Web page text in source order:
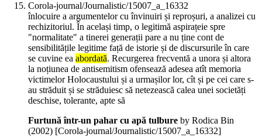
Corola-journal/Journalistic/15007_a_16332
înlocuire a argumentelor cu învinuiri și reproșuri, a analizei cu
rechizitoriul. În același timp, o legitimă aspirațeie spre
"normalitate" a tinerei generații pare a nu ține cont de
sensibilitățile legitime față de istorie și de discursurile în care
se cuvine ea abordată. Recurgerea frecventă a unora și altora
la noțiunea de antisemitism ofensează adesea atît memoria
victimelor Holocaustului și a urmașilor lor, cît și pe cei care s-
au străduit și se străduiesc să netezească calea unei societăți
deschise, tolerante, apte să
Furtună într-un pahar cu apă tulbure by Rodica Bin
(2002) [Corola-journal/Journalistic/15007_a_16332]